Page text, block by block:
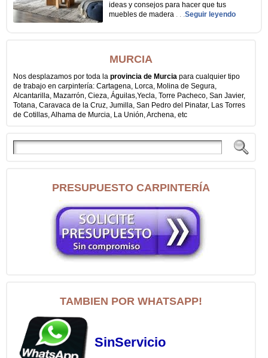
ideas y consejos para hacer que tus
muebles de madera . . .Seguir leyendo
MURCIA
Nos desplazamos por toda la provincia de Murcia para cualquier tipo
de trabajo en carpintería: Cartagena, Lorca, Molina de Segura,
Alcantarilla, Mazarrón, Cieza, Águilas,Yecla, Torre Pacheco, San Javier,
Totana, Caravaca de la Cruz, Jumilla, San Pedro del Pinatar, Las Torres
de Cotillas, Alhama de Murcia, La Unión, Archena, etc
PRESUPUESTO CARPINTERÍA
TAMBIEN POR WHATSAPP!
SinServicio